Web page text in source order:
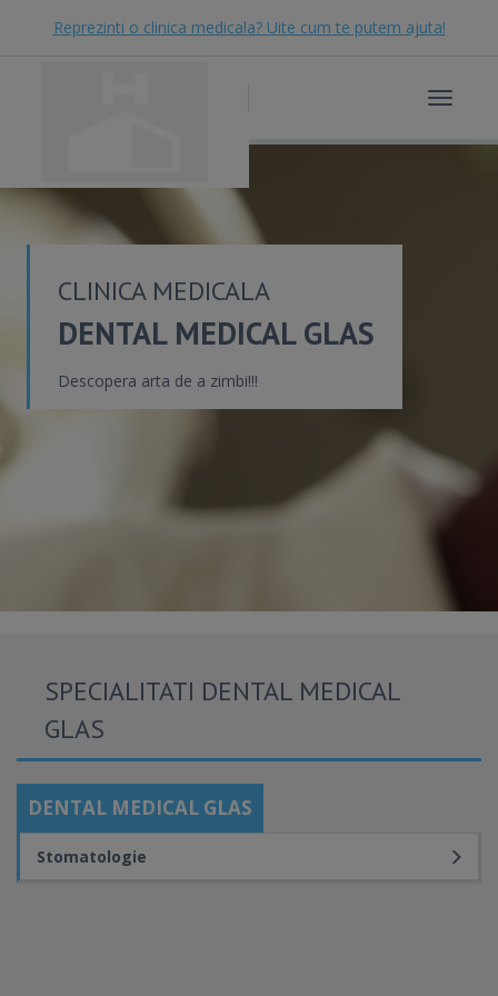
Reprezinti o clinica medicala? Uite cum te putem ajuta!
Toggle
CLINICA MEDICALA
DENTAL MEDICAL GLAS
Descopera arta de a zimbi!!!
SPECIALITATI DENTAL MEDICAL
GLAS
DENTAL MEDICAL GLAS
Stomatologie